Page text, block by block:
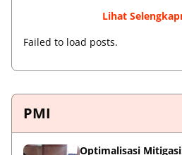
Lihat
Failed to load posts.
PMI
Optimalisasi